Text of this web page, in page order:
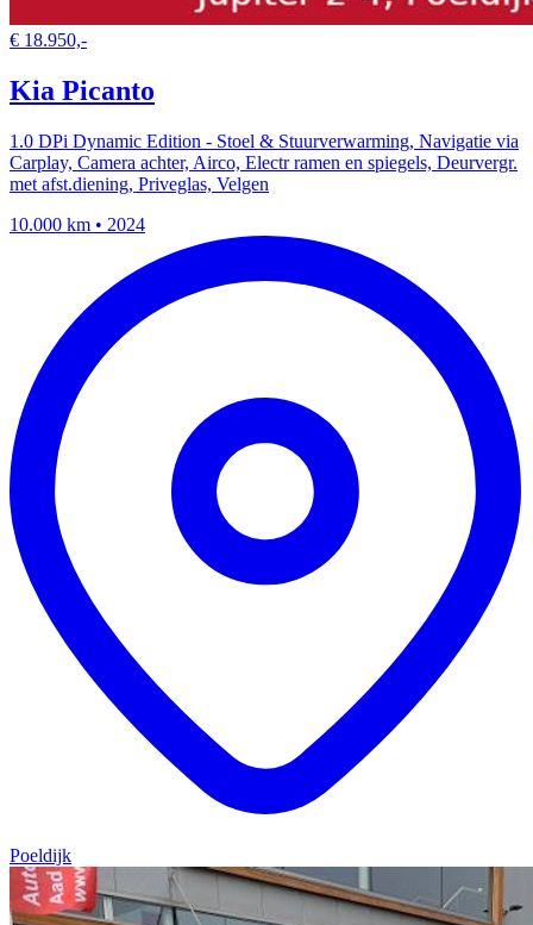
€ 18.950,-
Kia Picanto
1.0 DPi Dynamic Edition - Stoel & Stuurverwarming, Navigatie via
Carplay, Camera achter, Airco, Electr ramen en spiegels, Deurvergr.
met afst.diening, Priveglas, Velgen
10.000 km • 2024
Poeldijk